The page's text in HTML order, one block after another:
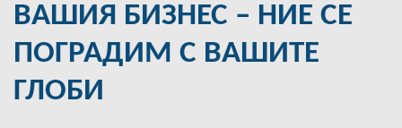
ВАШИЯ БИЗНЕС – НИЕ СЕ
ПОГРАДИМ С ВАШИТЕ
ГЛОБИ